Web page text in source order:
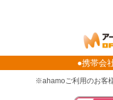
●携帯会
※ahamoご利用のお客